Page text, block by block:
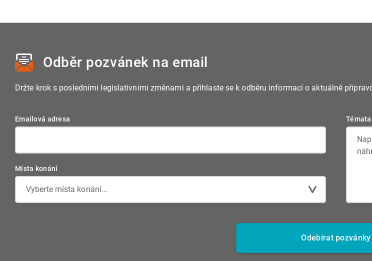
Odběr pozvánek na email
Držte krok s posledními legislativními změnami a přihlaste se k odběru informací o aktuálně
Emailová adresa
Místa konání
Vyberte místa konání...
Odebírat pozvánky